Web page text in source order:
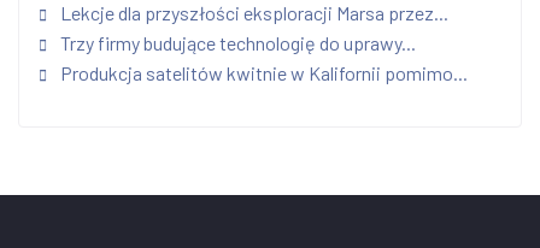
Lekcje dla przyszłości eksploracji Marsa przez...
Trzy firmy budujące technologię do uprawy...
Produkcja satelitów kwitnie w Kalifornii pomimo...